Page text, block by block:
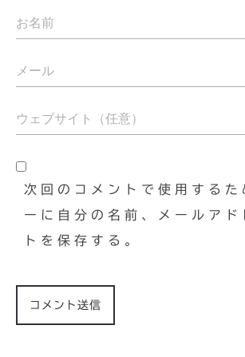
次回のコメントで使用するた
ーに自分の名前、メールアド
トを保存する。